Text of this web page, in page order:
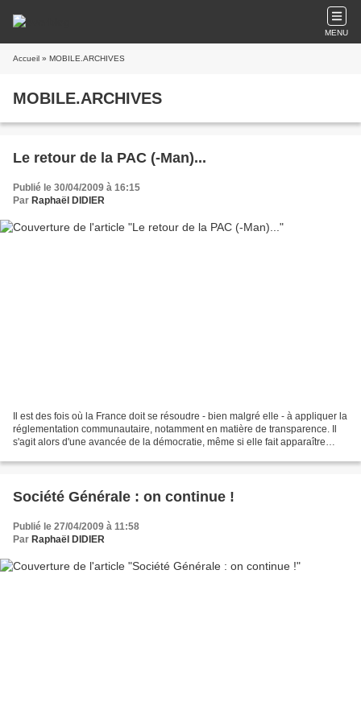
MENU
Accueil » MOBILE.ARCHIVES
MOBILE.ARCHIVES
Le retour de la PAC (-Man)...
Publié le 30/04/2009 à 16:15
Par Raphaël DIDIER
Il est des fois où la France doit se résoudre - bien malgré elle - à appliquer la
réglementation communautaire, notamment en matière de transparence. Il
s'agit alors d'une avancée de la démocratie, même si elle fait apparaître
Société Générale : on continue !
Publié le 27/04/2009 à 11:58
Par Raphaël DIDIER